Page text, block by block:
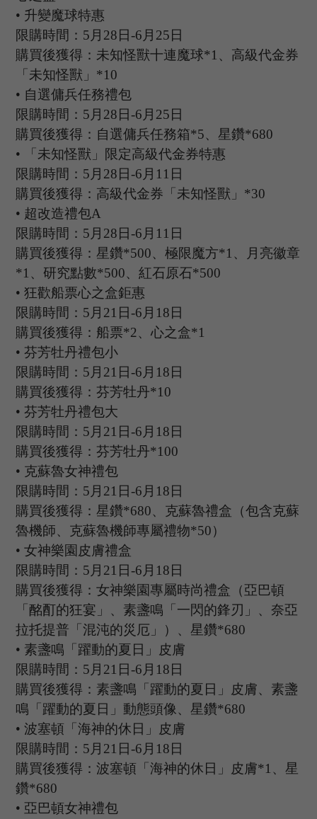
• 升變魔球特惠
限購時間： 5 月 28 日-6 月 25 日
購買後獲得：未知怪獸十連魔球*1、 高級代金券
「未知怪獸」 *10
• 自選傭兵任務禮包
限購時間： 5 月 28 日-6 月 25 日
購買後獲得：自選傭兵任務箱*5、星鑽*680
•
「未知怪獸」限定高級代金券特惠
限購時間： 5 月 28 日-6 月 11 日
購買後獲得：高級代金券「未知怪獸」 *30
• 超改造禮包A
限購時間： 5 月 28 日-6 月 11 日
購買後獲得：星鑽*500、極限魔方*1、月亮徽章
*1、研究點數*500、紅石原石*500
• 狂歡船票心之盒鉅惠
限購時間： 5 月 21 日-6 月 18 日
購買後獲得：船票*2、心之盒*1
• 芬芳牡丹禮包小
限購時間： 5 月 21 日-6 月 18 日
購買後獲得：芬芳牡丹*10
• 芬芳牡丹禮包大
限購時間： 5 月 21 日-6 月 18 日
購買後獲得：芬芳牡丹*100
• 克蘇魯女神禮包
限購時間： 5月21日-6月18日
購買後獲得：星鑽*680、克蘇魯禮盒（包含克蘇
魯機師、克蘇魯機師專屬禮物*50）
• 女神樂園皮膚禮盒
限購時間： 5月21日-6月18日
購買後獲得：女神樂園專屬時尚禮盒（亞巴頓
「酩酊的狂宴」、素盞鳴「一閃的鋒刃」、奈亞
拉托提普「混沌的災厄」）、星鑽*680
• 素盞鳴「躍動的夏日」皮膚
限購時間： 5月21日-6月18日
購買後獲得：素盞鳴「躍動的夏日」皮膚、素盞
鳴「躍動的夏日」動態頭像、星鑽*680
• 波塞頓「海神的休日」皮膚
限購時間： 5月21日-6月18日
購買後獲得：波塞頓「海神的休日」皮膚*1、星
鑽*680
• 亞巴頓女神禮包